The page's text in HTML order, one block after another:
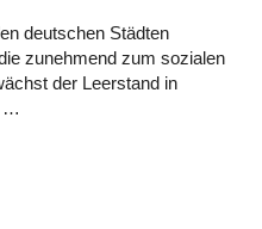
deutschen Städten
zunehmend zum sozialen
der Leerstand in
…